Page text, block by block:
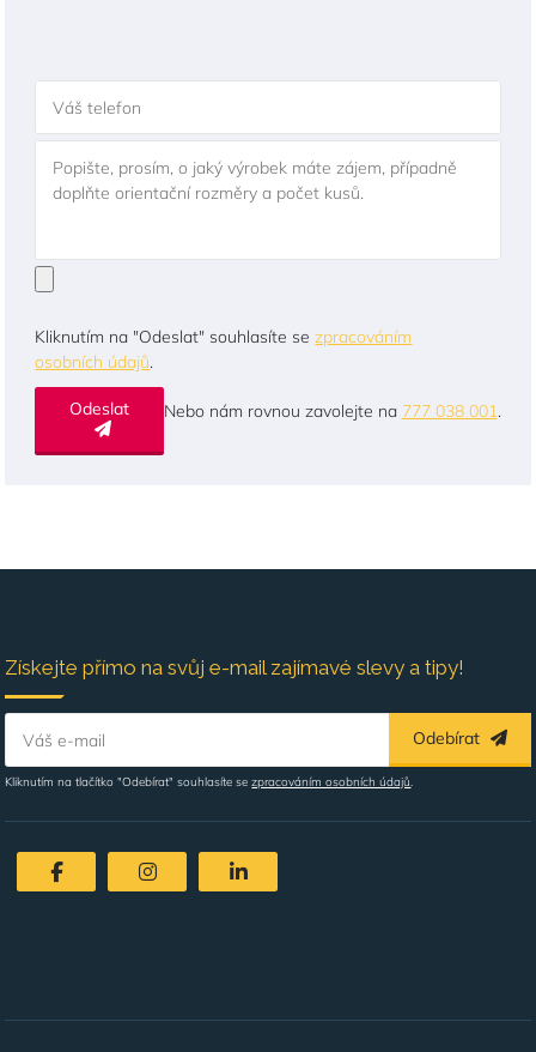
Váš telefon
Popište, prosím, o jaký výrobek máte zájem, případně
doplňte orientační rozměry a počet kusů.
Kliknutím na "Odeslat" souhlasíte sezpracováním
osobních údajů.
Nebo nám rovnou zavolejte na 777 038 001.
Získejte přímo na svůj e-mail zajímavé slevy a tipy!
Váš e-mail Odebírat
Kliknutím na tlačítko "Odebírat" souhlasíte sezpracováním osobních údajů.